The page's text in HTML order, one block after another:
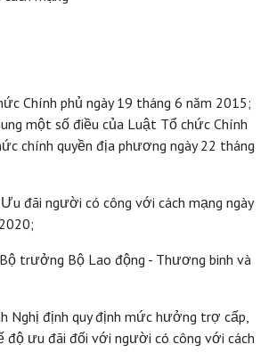
Chính phủ ngày 19 tháng 6 năm 2015;
một số điều của Luật Tổ chức Chính
chính quyền địa phương ngày 22 tháng
đãi người có công với cách mạng ngày
trưởng Bộ Lao động - Thương binh và
Nghị định quy định mức hưởng trợ cấp,
độ ưu đãi đối với người có công với cách